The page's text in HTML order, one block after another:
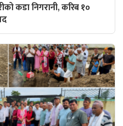
कडा निगरानी, करिब १०